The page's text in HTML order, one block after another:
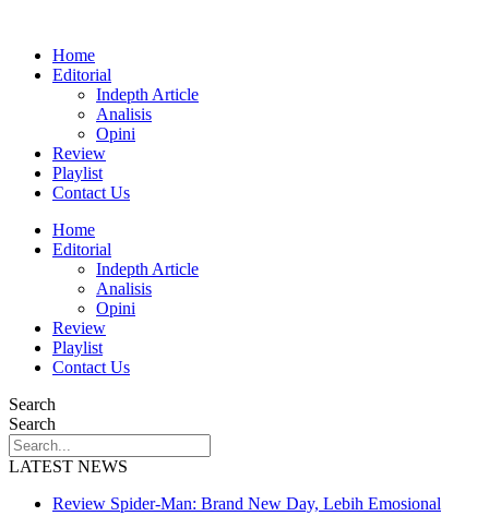
Home
Editorial
Indepth Article
Analisis
Opini
Review
Playlist
Contact Us
Home
Editorial
Indepth Article
Analisis
Opini
Review
Playlist
Contact Us
Search
Search
LATEST NEWS
Review Spider-Man: Brand New Day, Lebih Emosional